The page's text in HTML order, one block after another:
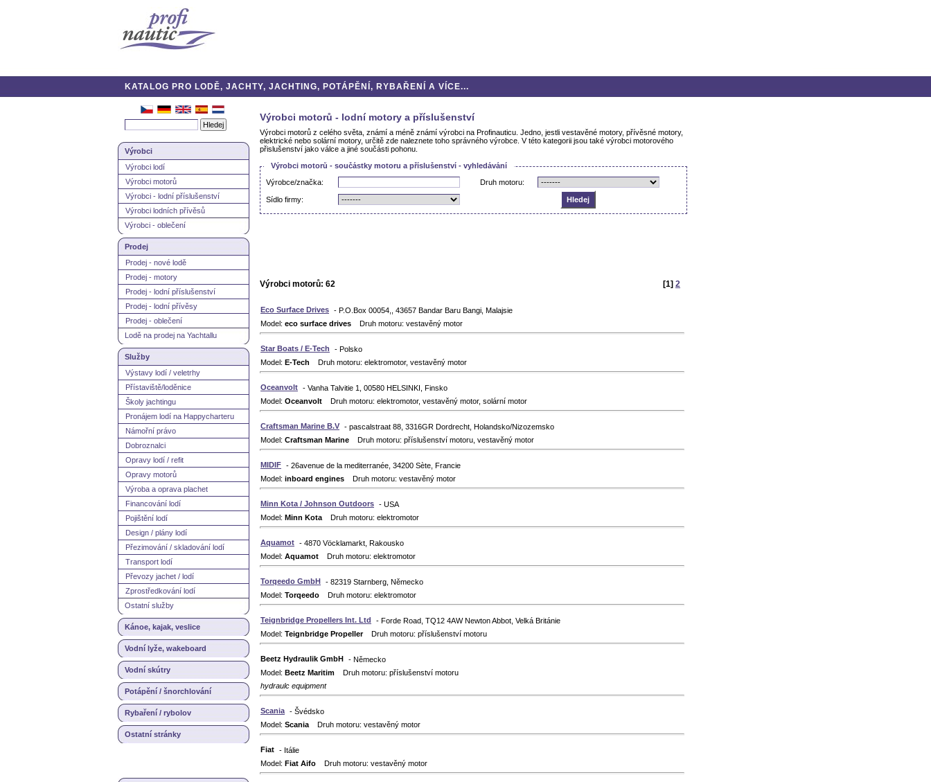
KATALOG PRO LODĚ, JACHTY, JACHTING, POTÁPĚNÍ, RYBAŘENÍ A VÍCE...
Výrobci
Výrobci lodí
Výrobci motorů
Výrobci - lodní příslušenství
Výrobci lodních přívěsů
Výrobci - oblečení
Prodej
Prodej - nové lodě
Prodej - motory
Prodej - lodní příslušenství
Prodej - lodní přívěsy
Prodej - oblečení
Lodě na prodej na Yachtallu
Služby
Výstavy lodí / veletrhy
Přístaviště/loděnice
Školy jachtingu
Pronájem lodí na Happycharteru
Námořní právo
Dobroznalci
Opravy lodí / refit
Opravy motorů
Výroba a oprava plachet
Financování lodí
Pojištění lodí
Design / plány lodí
Přezimování / skladování lodí
Transport lodí
Převozy jachet / lodí
Zprostředkování lodí
Ostatní služby
Kánoe, kajak, veslice
Vodní lyže, wakeboard
Vodní skútry
Potápění / šnorchlování
Rybaření / rybolov
Ostatní stránky
Výrobci motorů - lodní motory a příslušenství
Výrobci motorů z celého světa, známí a méně známí výrobci na Profinauticu. Jedno, jestli vestavěné motory, přívěsné motory,
elektrické nebo solární motory, určitě zde naleznete toho správného výrobce. V této kategorii jsou také výrobci motorového
přislušenství jako válce a jiné součásti pohonu.
Výrobci motorů - součástky motoru a příslušenství - vyhledávání
Výrobce/značka:
Druh motoru:
Sídlo firmy:
Výrobci motorů: 62 [1] 2
Eco Surface Drives - P.O.Box 00054,, 43657 Bandar Baru Bangi, Malajsie
Model: eco surface drives Druh motoru: vestavěný motor
Star Boats / E-Tech
- Polsko
Model: E-Tech Druh motoru: elektromotor, vestavěný motor
Oceanvolt - Vanha Talvitie 1, 00580 HELSINKI, Finsko
Model: Oceanvolt Druh motoru: elektromotor, vestavěný motor, solární motor
Craftsman Marine B.V - pascalstraat 88, 3316GR Dordrecht, Holandsko/Nizozemsko
Model: Craftsman Marine Druh motoru: příslušenství motoru, vestavěný motor
MIDIF - 26avenue de la mediterranée, 34200 Sète, Francie
Model: inboard engines Druh motoru: vestavěný motor
Minn Kota / Johnson Outdoors - USA
Model: Minn Kota Druh motoru: elektromotor
Aquamot - 4870 Vöcklamarkt, Rakousko
Model: Aquamot Druh motoru: elektromotor
Torqeedo GmbH - 82319 Starnberg, Německo
Model: Torqeedo Druh motoru: elektromotor
Teignbridge Propellers Int. Ltd
- Forde Road, TQ12 4AW Newton Abbot, Velká Británie
Model: Teignbridge PropellerDruh motoru: příslušenství motoru
Beetz Hydraulik GmbH - Německo
Model: Beetz Maritim Druh motoru: příslušenství motoru
hydraulc equipment
Scania - Švédsko
Model: Scania Druh motoru: vestavěný motor
Fiat - Itálie
Model: Fiat Aifo Druh motoru: vestavěný motor